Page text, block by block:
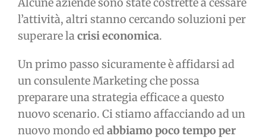
l’attività, altri stanno cercando soluzioni per
superare lacrisi economica.
Un primo passo sicuramente è affidarsi ad
un consulente Marketing che possa
preparare una strategia efficace a questo
nuovo scenario. Ci stiamo affacciando ad un
nuovo mondo edabbiamo poco tempo per